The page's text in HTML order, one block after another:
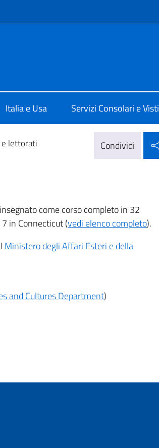
Italia e Usa Servizi Consolari e Visti
lettorati Condividi
come corso completo in 32
in Connecticut (vedi elenco completo).
Ministero degli Affari Esteri e della
and Cultures Department)